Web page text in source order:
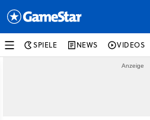
SPIELE NEWS VIDEOS